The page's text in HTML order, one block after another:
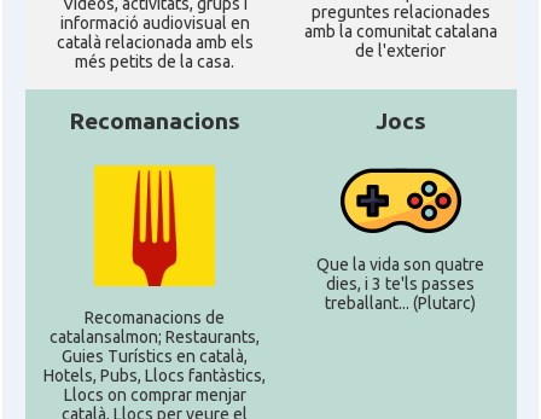
informació audiovisual en
català relacionada amb els
més petits de la casa.
preguntes relacionades
amb la comunitat catalana
de l'exterior
Recomanacions
Recomanacions de
catalansalmon; Restaurants,
Guies Turístics en català,
Hotels, Pubs, Llocs fantàstics,
Llocs on comprar menjar
català, Llocs per veure el
Jocs
Que la vida son quatre
dies, i 3 te'ls passes
treballant... (Plutarc)